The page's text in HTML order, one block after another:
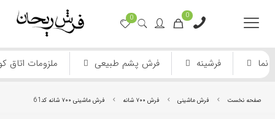
0
0
فرشینه فرش پشم طبیعی ملزومات اتاق
صفحه نخست فرش ماشینی فرش ۷۰۰ شانه فرش ماشینی ۷۰۰ شانه کد61